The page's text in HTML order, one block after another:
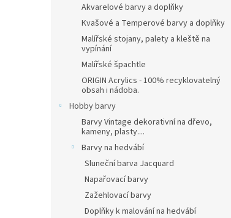
Akvarelové barvy a doplňky
Kvašové a Temperové barvy a doplňky
Malířské stojany, palety a kleště na
vypínání
Malířské špachtle
ORIGIN Acrylics - 100% recyklovatelný
obsah i nádoba.
Hobby barvy
Barvy Vintage dekorativní na dřevo,
kameny, plasty....
Barvy na hedvábí
Sluneční barva Jacquard
Napařovací barvy
Zažehlovací barvy
Doplňky k malování na hedvábí